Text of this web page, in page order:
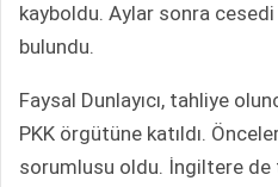
kayboldu. Aylar sonra
bulundu.
Faysal Dunlayıcı, tahliye
PKK örgütüne katıldı.
sorumlusu oldu. İngiltere de